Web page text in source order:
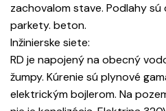
zachovalom stave. Podlahy
parkety. beton.
Inžinierske siete:
RD je napojený na obecný
žumpy. Kúrenie sú plynové
elektrickým bojlerom. Na